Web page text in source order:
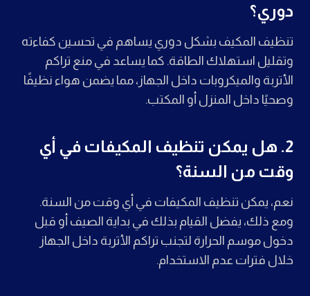
دوري؟
تنظيف المكيف بشكل دوري يساهم في تحسين كفاءته
وتقليل استهلاك الطاقة. كما يساعد في منع تراكم
الأتربة والميكروبات داخل الجهاز، مما يضمن هواء نظيفًا
وصحيًا داخل المنزل أو المكتب.
2. هل يمكن تنظيف المكيفات في أي
وقت من السنة؟
نعم، يمكن تنظيف المكيفات في أي وقت من السنة.
ومع ذلك، يفضل القيام بذلك في بداية الصيف أو قبل
دخول موسم الحرارة لتجنب تراكم الأتربة داخل الجهاز
خلال فترات عدم الاستخدام.